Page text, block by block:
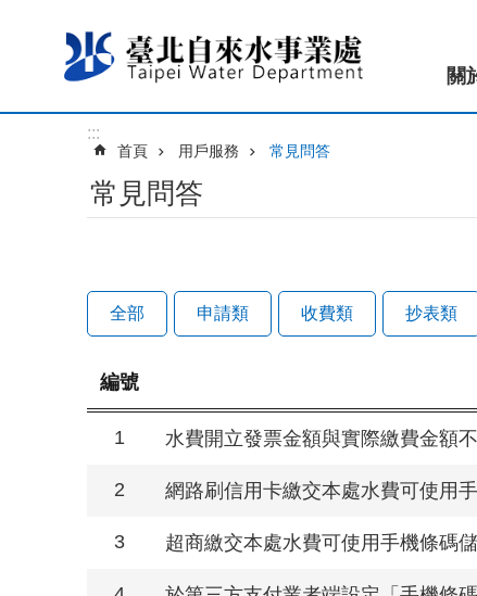
關
:::
首頁 用戶服務 常見問答
常見問答
全部 申請類 收費類 抄表類
編號
1 水費開立發票金額與實際繳費金額
2 網路刷信用卡繳交本處水費可使用
3 超商繳交本處水費可使用手機條碼儲